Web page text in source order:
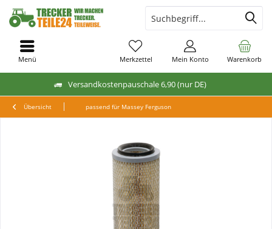
Versandkostenpauschale 6,90 (nur DE)
Warenkorb
Merkzettel Mein Konto
Menü
Übersicht passend für Massey Ferguson